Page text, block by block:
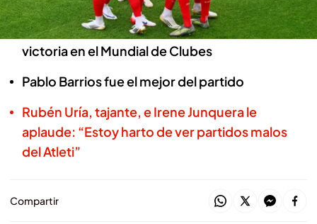
El Atlético de Madrid ha logrado su primera
victoria en el Mundial de Clubes
Pablo Barrios fue el mejor del partido
Rubén Uría, tajante, e Irene Junquera le
aplaude: “Estoy harto de ver partidos malos
del Atleti”
Compartir